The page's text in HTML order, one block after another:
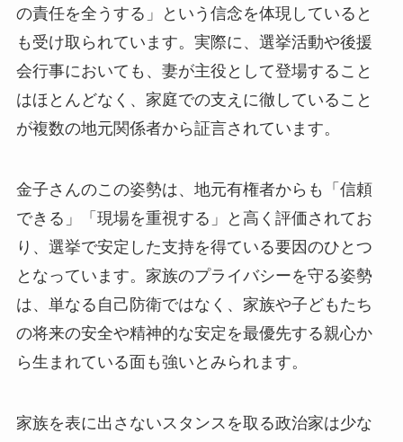
の責任を全うする」という信念を体現していると
も受け取られています。実際に、選挙活動や後援
会行事においても、妻が主役として登場すること
はほとんどなく、家庭での支えに徹していること
が複数の地元関係者から証言されています。
金子さんのこの姿勢は、地元有権者からも「信頼
できる」「現場を重視する」と高く評価されてお
り、選挙で安定した支持を得ている要因のひとつ
となっています。家族のプライバシーを守る姿勢
は、単なる自己防衛ではなく、家族や子どもたち
の将来の安全や精神的な安定を最優先する親心か
ら生まれている面も強いとみられます。
家族を表に出さないスタンスを取る政治家は少な